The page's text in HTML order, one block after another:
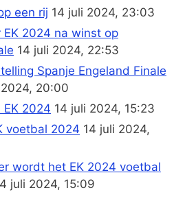
een rij 14 juli 2024, 23:03
EK 2024 na winst op
14 juli 2024, 22:53
Spanje Engeland Finale
20:00
EK 2024 14 juli 2024, 15:23
voetbal 2024 14 juli 2024,
wordt het EK 2024 voetbal
juli 2024, 15:09